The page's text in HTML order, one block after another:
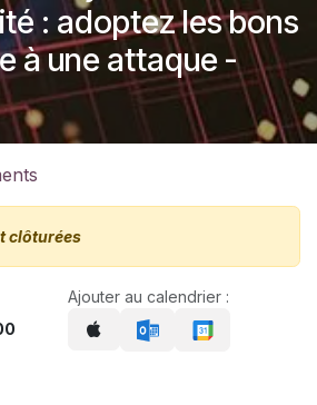
: adoptez les bons
à une attaque -
clôturées
Ajouter au calendrier :